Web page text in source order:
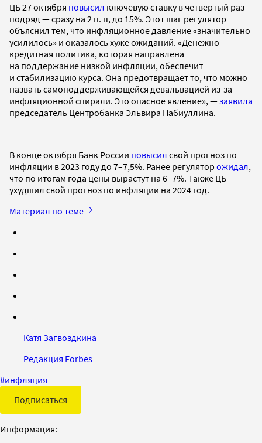
ЦБ 27 октября повысил ключевую ставку в четвертый раз
подряд — сразу на 2 п. п, до 15%. Этот шаг регулятор
объяснил тем, что инфляционное давление «значительно
усилилось» и оказалось хуже ожиданий. «Денежно-
кредитная политика, которая направлена
на поддержание низкой инфляции, обеспечит
и стабилизацию курса. Она предотвращает то, что можно
назвать самоподдерживающейся девальвацией из-за
инфляционной спирали. Это опасное явление», —заявила
председатель Центробанка Эльвира Набиуллина.
В конце октября Банк России повысил свой прогноз по
инфляции в 2023 году до 7–7,5%. Ранее регулятор ожидал,
что по итогам года цены вырастут на 6–7%. Также ЦБ
ухудшил свой прогноз по инфляции на 2024 год.
Материал по теме
Катя Загвоздкина
Редакция Forbes
#инфляция
Подписаться
Информация: